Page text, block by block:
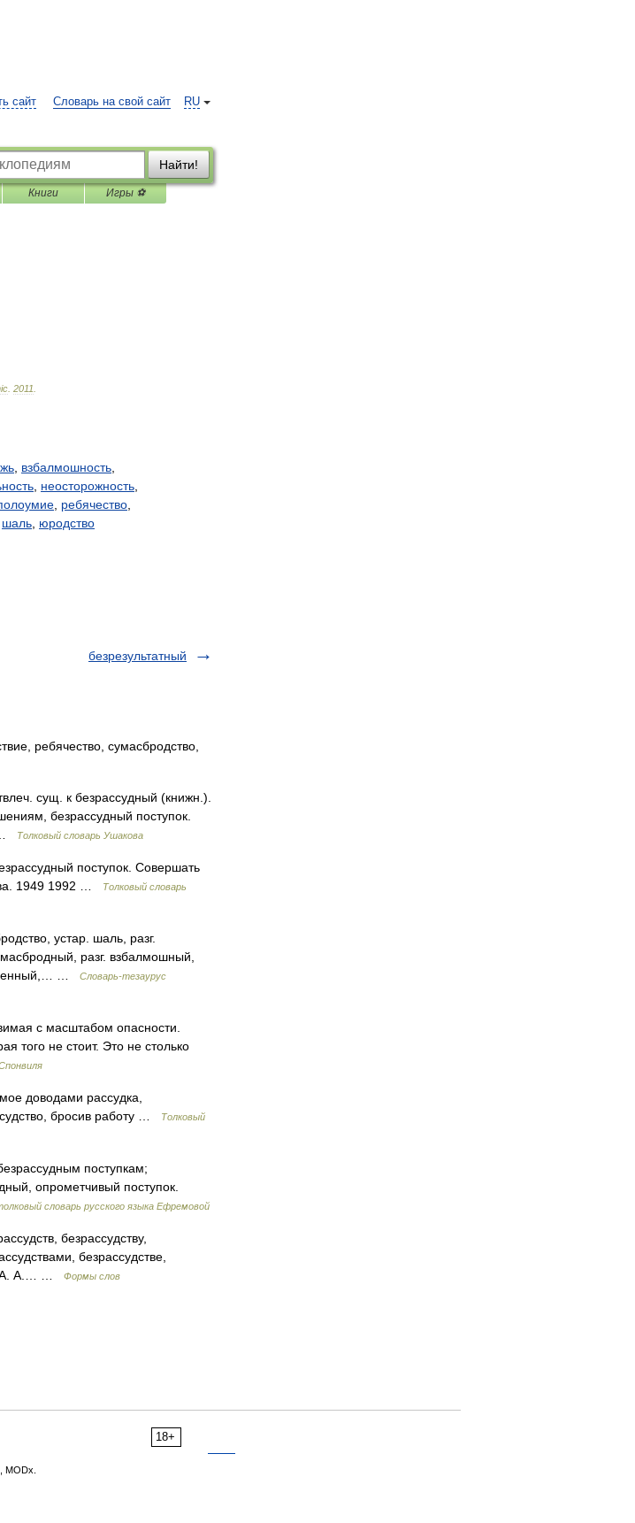
RU
сайт Словарь на свой сайт
Найти!
Книги Игры ⚽
2011
взбалмошность
неосторожность
ребячество
шаль юродство
безрезультатный
ребячество, сумасбродство,
сущ. к безрассудный (книжн.).
безрассудный поступок.
…
Толковый словарь Ушакова
поступок. Совершать
1949 1992 …
Толковый словарь
устар. шаль, разг.
разг. взбалмошный,
…
Словарь-тезаурус
с масштабом опасности.
того не стоит. Это не столько
доводами рассудка,
бросив работу …
Толковый
поступкам;
опрометчивый поступок.
словарь русского языка Ефремовой
безрассудству,
безрассудстве,
А. А.… …
Формы слов
18+
MODx.